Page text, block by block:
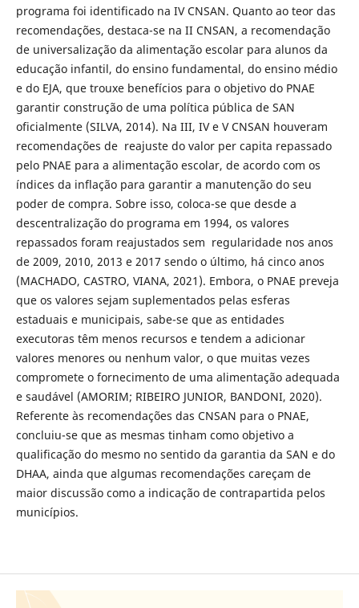
programa foi identificado na IV CNSAN. Quanto ao teor das
recomendações, destaca-se na II CNSAN, a recomendação
de universalização da alimentação escolar para alunos da
educação infantil, do ensino fundamental, do ensino médio
e do EJA, que trouxe benefícios para o objetivo do PNAE
garantir construção de uma política pública de SAN
oficialmente (SILVA, 2014). Na III, IV e V CNSAN houveram
recomendações de reajuste do valor per capita repassado
pelo PNAE para a alimentação escolar, de acordo com os
índices da inflação para garantir a manutenção do seu
poder de compra. Sobre isso, coloca-se que desde a
descentralização do programa em 1994, os valores
repassados foram reajustados sem regularidade nos anos
de 2009, 2010, 2013 e 2017 sendo o último, há cinco anos
(MACHADO, CASTRO, VIANA, 2021). Embora, o PNAE preveja
que os valores sejam suplementados pelas esferas
estaduais e municipais, sabe-se que as entidades
executoras têm menos recursos e tendem a adicionar
valores menores ou nenhum valor, o que muitas vezes
compromete o fornecimento de uma alimentação adequada
e saudável (AMORIM; RIBEIRO JUNIOR, BANDONI, 2020).
Referente às recomendações das CNSAN para o PNAE,
concluiu-se que as mesmas tinham como objetivo a
qualificação do mesmo no sentido da garantia da SAN e do
DHAA, ainda que algumas recomendações careçam de
maior discussão como a indicação de contrapartida pelos
municípios.